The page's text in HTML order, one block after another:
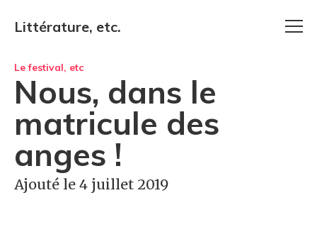
Littérature, etc.
Le festival, etc
Nous, dans le
matricule des
anges !
Ajouté le 4 juillet 2019